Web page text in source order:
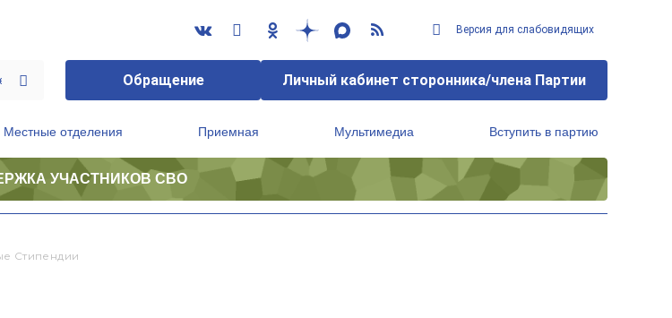
Версия для слабовидящих
Обращение Личный кабинет сторонника/члена Партии
Местные отделения Приемная Мультимедиа Вступить в партию
УЧАСТНИКОВ СВО
Стипендии